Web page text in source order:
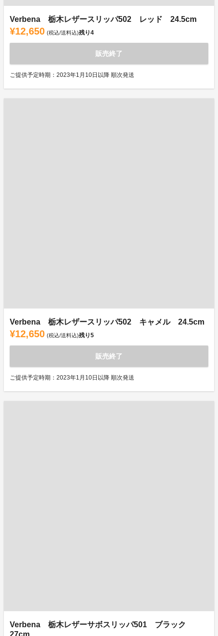
Verbena 栃木レザースリッパ502 レッド 24.5cm
¥12,650 (税込/送料込)残り4
販売終了
ご提供予定時期：2023年1月10日以降 順次発送
Verbena 栃木レザースリッパ502 キャメル 24.5cm
¥12,650 (税込/送料込)残り5
販売終了
ご提供予定時期：2023年1月10日以降 順次発送
Verbena 栃木レザーサボスリッパ501 ブラック